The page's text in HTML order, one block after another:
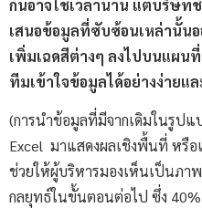
กันอาจใช้เวลานาน แต่บริษัท
เสนอข้อมูลที่ซับซ้อนเหล่านั้น
เพิ่มเฉดสีต่างๆ ลงไปบนแผน
ทีมเข้าใจข้อมูลได้อย่างง่ายแล
(การนำข้อมูลที่มีจากเดิมในรูปแ
Excel มาแสดงผลเชิงพื้นที่ หรื
ช่วยให้ผู้บริหารมองเห็นเป็นภา
กลยุทธ์ในขั้นตอนต่อไป ซึ่ง